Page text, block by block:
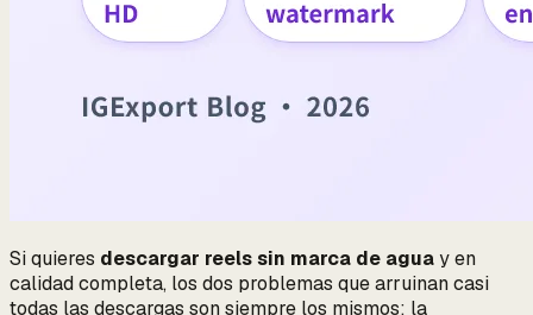
Si quieres descargar reels sin marca de aguay en
calidad completa, los dos problemas que arruinan casi
todas las descargas son siempre los mismos: la